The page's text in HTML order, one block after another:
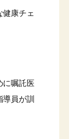
康チェ
に嘱託医
員が訓